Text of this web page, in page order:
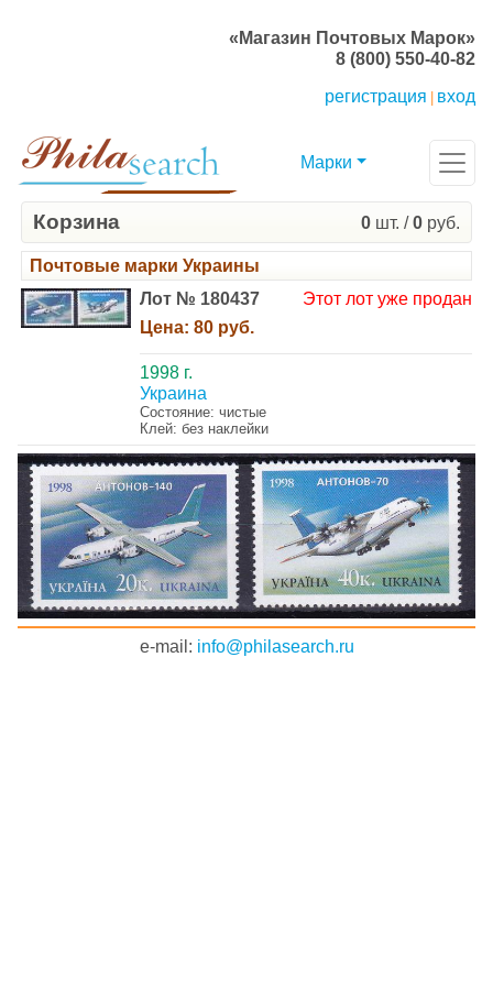
«Магазин Почтовых Марок»
8 (800) 550-40-82
регистрация
вход
Марки
Корзина 0 шт. /0 руб.
Почтовые марки Украины
Лот № 180437
Цена: 80 руб.
Этот лот уже продан
1998 г.
Украина
Состояние: чистые
Клей: без наклейки
e-mail: info@philasearch.ru